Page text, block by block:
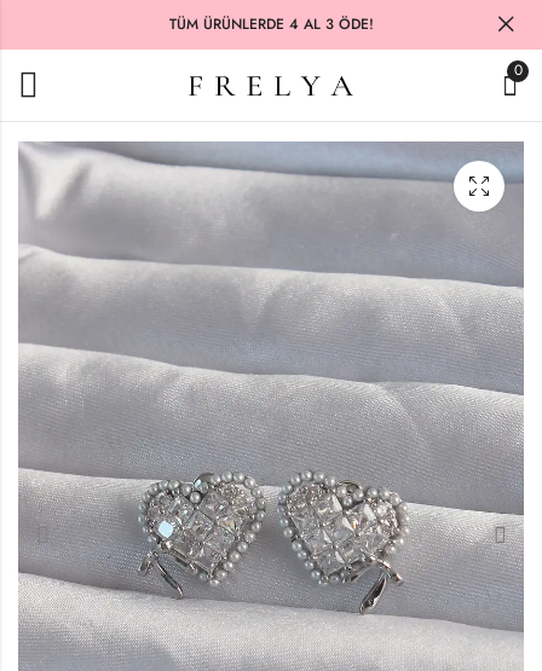
TÜM ÜRÜNLERDE 4 AL 3 ÖDE!
0